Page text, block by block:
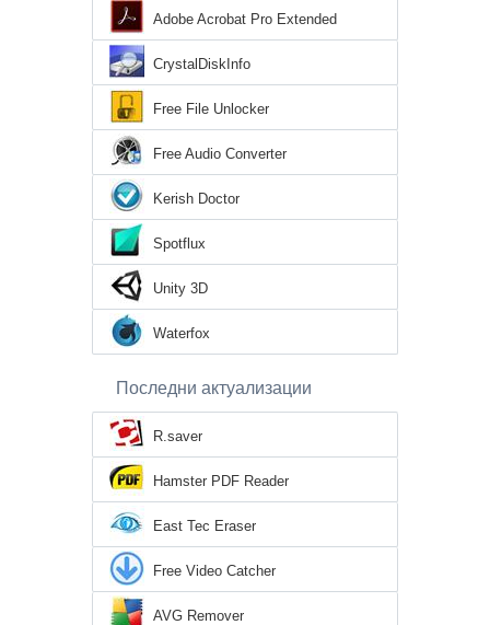
Adobe Acrobat Pro Extended
CrystalDiskInfo
Free File Unlocker
Free Audio Converter
Kerish Doctor
Spotflux
Unity 3D
Waterfox
Последни актуализации
R.saver
Hamster PDF Reader
East Tec Eraser
Free Video Catcher
AVG Remover